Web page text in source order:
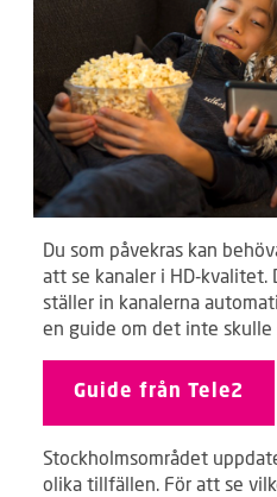
Du som påvekras kan
att se kanaler i HD-kvalitet.
ställer in kanalerna
en guide om det inte skulle
Guide från Tele2
Stockholmsområdet
olika tillfällen. För att se